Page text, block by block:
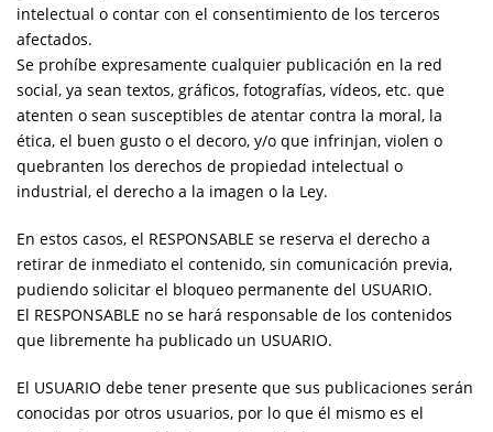
intelectual o contar con el consentimiento de los terceros
afectados.
Se prohíbe expresamente cualquier publicación en la red
social, ya sean textos, gráficos, fotografías, vídeos, etc. que
atenten o sean susceptibles de atentar contra la moral, la
ética, el buen gusto o el decoro, y/o que infrinjan, violen o
quebranten los derechos de propiedad intelectual o
industrial, el derecho a la imagen o la Ley.
En estos casos, el RESPONSABLE se reserva el derecho a
retirar de inmediato el contenido, sin comunicación previa,
pudiendo solicitar el bloqueo permanente del USUARIO.
El RESPONSABLE no se hará responsable de los contenidos
que libremente ha publicado un USUARIO.
El USUARIO debe tener presente que sus publicaciones serán
conocidas por otros usuarios, por lo que él mismo es el